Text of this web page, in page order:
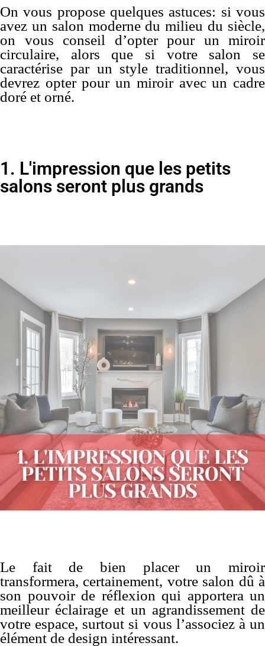
On vous propose quelques astuces: si vous
avez un salon moderne du milieu du siècle,
on vous conseil d’opter pour un miroir
circulaire, alors que si votre salon se
caractérise par un style traditionnel, vous
devrez opter pour un miroir avec un cadre
doré et orné.
1. L'impression que les petits
salons seront plus grands
Le fait de bien placer un miroir
transformera, certainement, votre salon dû à
son pouvoir de réflexion qui apportera un
meilleur éclairage et un agrandissement de
votre espace, surtout si vous l’associez à un
élément de design intéressant.